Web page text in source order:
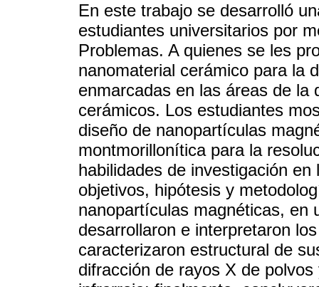
En este trabajo se desarrolló
estudiantes universitarios por
Problemas. A quienes se les
nanomaterial cerámico para la
enmarcadas en las áreas de
cerámicos. Los estudiantes
diseño de nanopartículas
montmorillonítica para la
habilidades de investigación
objetivos, hipótesis y
nanopartículas magnéticas, en
desarrollaron e interpretaron
caracterizaron estructural de
difracción de rayos X de